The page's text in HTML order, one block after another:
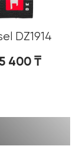
DZ1914
400₸